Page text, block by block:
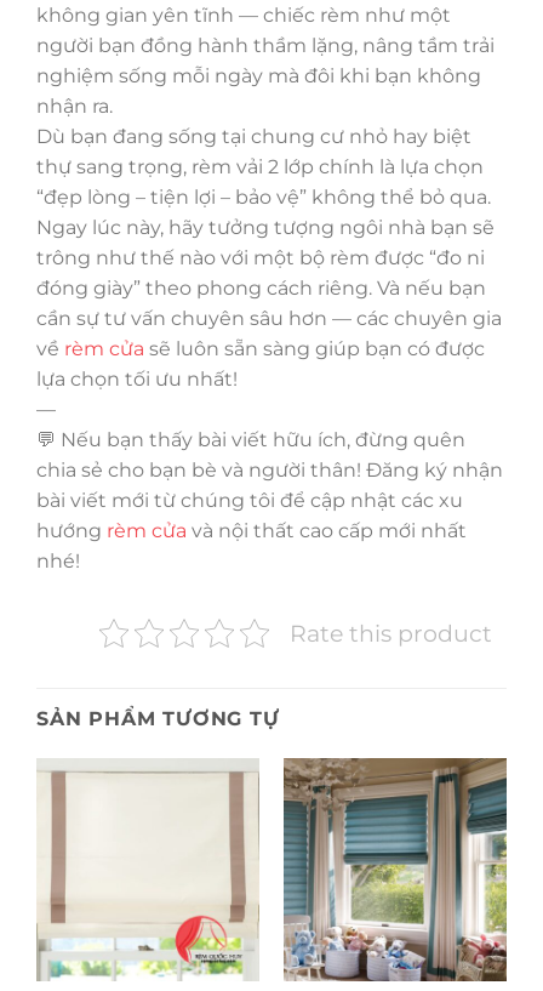
không gian yên tĩnh — chiếc rèm như một
người bạn đồng hành thầm lặng, nâng tầm trải
nghiệm sống mỗi ngày mà đôi khi bạn không
nhận ra.
Dù bạn đang sống tại chung cư nhỏ hay biệt
thự sang trọng, rèm vải 2 lớp chính là lựa chọn
“đẹp lòng – tiện lợi – bảo vệ” không thể bỏ qua.
Ngay lúc này, hãy tưởng tượng ngôi nhà bạn sẽ
trông như thế nào với một bộ rèm được “đo ni
đóng giày” theo phong cách riêng. Và nếu bạn
cần sự tư vấn chuyên sâu hơn — các chuyên gia
về rèm cửa sẽ luôn sẵn sàng giúp bạn có được
lựa chọn tối ưu nhất!
—
💬 Nếu bạn thấy bài viết hữu ích, đừng quên
chia sẻ cho bạn bè và người thân! Đăng ký nhận
bài viết mới từ chúng tôi để cập nhật các xu
hướng rèm cửa và nội thất cao cấp mới nhất
nhé!
Rate this product
SẢN PHẨM TƯƠNG TỰ